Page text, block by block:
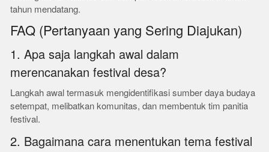
tahun mendatang.
FAQ (Pertanyaan yang Sering Diajukan)
1. Apa saja langkah awal dalam
merencanakan festival desa?
Langkah awal termasuk mengidentifikasi sumber daya budaya
setempat, melibatkan komunitas, dan membentuk tim panitia
festival.
2. Bagaimana cara menentukan tema festival